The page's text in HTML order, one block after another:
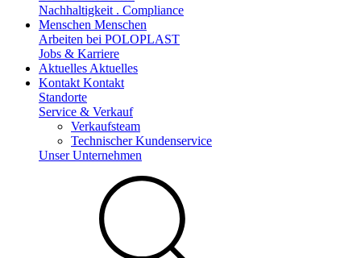
Nachhaltigkeit . Compliance
Menschen Menschen
Arbeiten bei POLOPLAST
Jobs & Karriere
Aktuelles Aktuelles
Kontakt Kontakt
Standorte
Service & Verkauf
Verkaufsteam
Technischer Kundenservice
Unser Unternehmen